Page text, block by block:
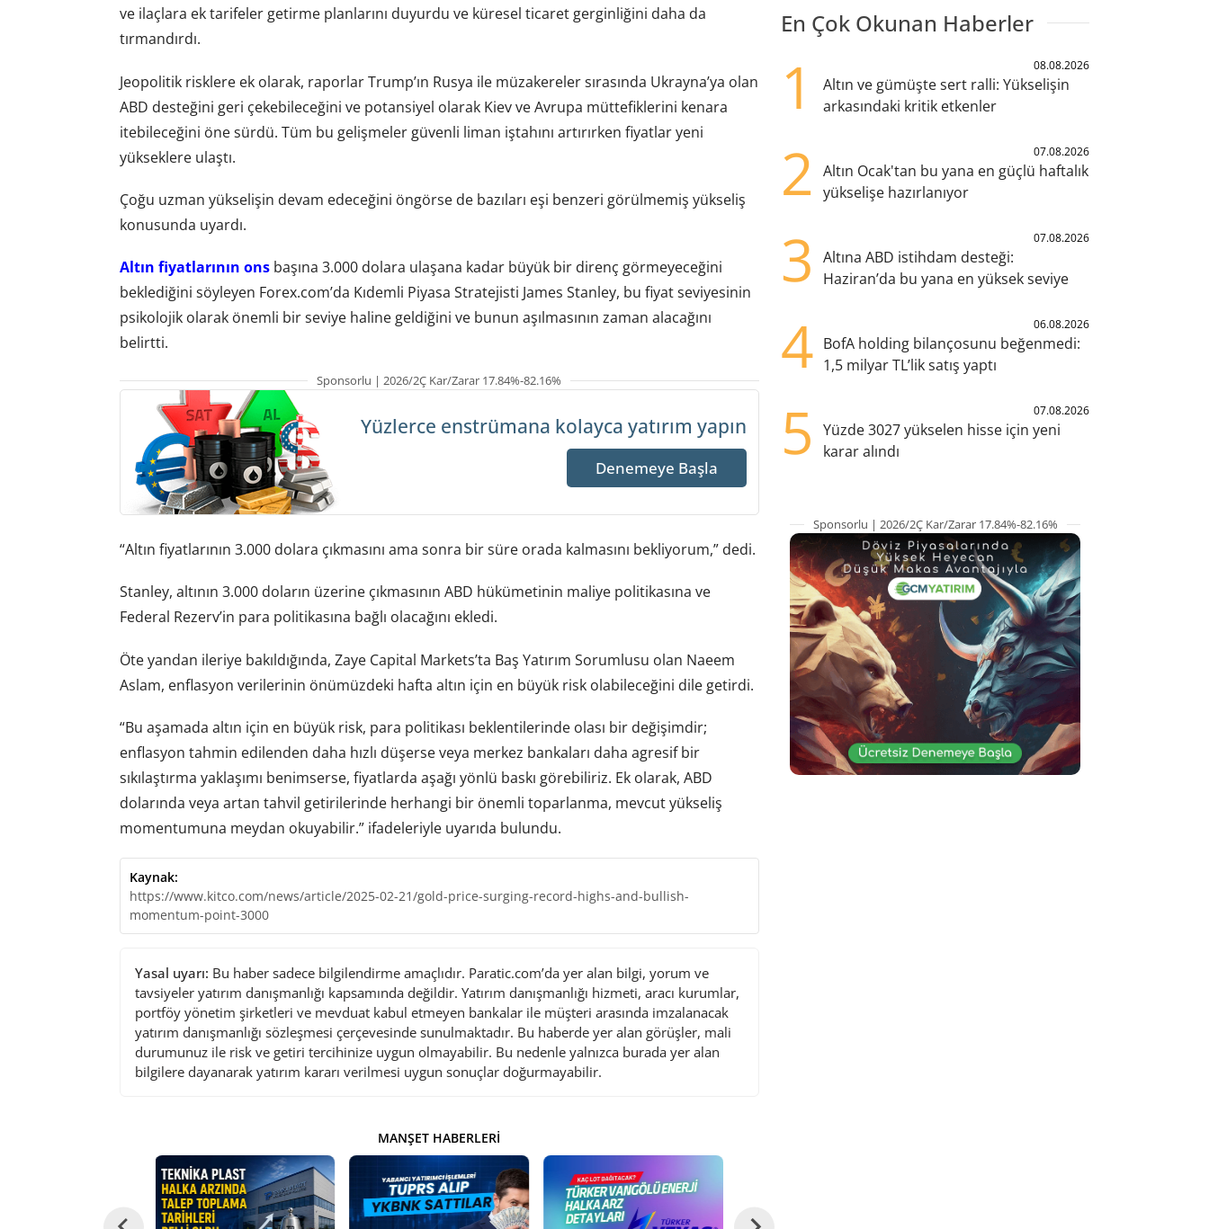
ve ilaçlara ek tarifeler getirme planlarını duyurdu ve küresel ticaret gerginliğini daha da
tırmandırdı.
Jeopolitik risklere ek olarak, raporlar Trump’ın Rusya ile müzakereler sırasında Ukrayna’ya olan
ABD desteğini geri çekebileceğini ve potansiyel olarak Kiev ve Avrupa müttefiklerini kenara
itebileceğini öne sürdü. Tüm bu gelişmeler güvenli liman iştahını artırırken fiyatlar yeni
yükseklere ulaştı.
Çoğu uzman yükselişin devam edeceğini öngörse de bazıları eşi benzeri görülmemiş yükseliş
konusunda uyardı.
Altın fiyatlarının onsbaşına 3.000 dolara ulaşana kadar büyük bir direnç görmeyeceğini
beklediğini söyleyen Forex.com’da Kıdemli Piyasa Stratejisti James Stanley, bu fiyat seviyesinin
psikolojik olarak önemli bir seviye haline geldiğini ve bunun aşılmasının zaman alacağını
belirtti.
Sponsorlu | 2026/2Ç Kar/Zarar 17.84%-82.16%
Yüzlerce enstrümana kolayca yatırım yapın
Denemeye Başla
“Altın fiyatlarının 3.000 dolara çıkmasını ama sonra bir süre orada kalmasını bekliyorum,” dedi.
Stanley, altının 3.000 doların üzerine çıkmasının ABD hükümetinin maliye politikasına ve
Federal Rezerv’in para politikasına bağlı olacağını ekledi.
Öte yandan ileriye bakıldığında, Zaye Capital Markets’ta Baş Yatırım Sorumlusu olan Naeem
Aslam, enflasyon verilerinin önümüzdeki hafta altın için en büyük risk olabileceğini dile getirdi.
“Bu aşamada altın için en büyük risk, para politikası beklentilerinde olası bir değişimdir;
enflasyon tahmin edilenden daha hızlı düşerse veya merkez bankaları daha agresif bir
sıkılaştırma yaklaşımı benimserse, fiyatlarda aşağı yönlü baskı görebiliriz. Ek olarak, ABD
dolarında veya artan tahvil getirilerinde herhangi bir önemli toparlanma, mevcut yükseliş
momentumuna meydan okuyabilir.” ifadeleriyle uyarıda bulundu.
Kaynak:
https://www.kitco.com/news/article/2025-02-21/gold-price-surging-record-highs-and-bullish-
momentum-point-3000
Yasal uyarı: Bu haber sadece bilgilendirme amaçlıdır. Paratic.com’da yer alan bilgi, yorum ve
tavsiyeler yatırım danışmanlığı kapsamında değildir. Yatırım danışmanlığı hizmeti, aracı kurumlar,
portföy yönetim şirketleri ve mevduat kabul etmeyen bankalar ile müşteri arasında imzalanacak
yatırım danışmanlığı sözleşmesi çerçevesinde sunulmaktadır. Bu haberde yer alan görüşler, mali
durumunuz ile risk ve getiri tercihinize uygun olmayabilir. Bu nedenle yalnızca burada yer alan
bilgilere dayanarak yatırım kararı verilmesi uygun sonuçlar doğurmayabilir.
MANŞET HABERLERI
En Çok Okunan Haberler
1 08.08.2026
Altın ve gümüşte sert ralli: Yükselişin
arkasındaki kritik etkenler
2 07.08.2026
Altın Ocak'tan bu yana en güçlü haftalık
yükselişe hazırlanıyor
3 07.08.2026
Altına ABD istihdam desteği:
Haziran’da bu yana en yüksek seviye
4 06.08.2026
BofA holding bilançosunu beğenmedi:
1,5 milyar TL’lik satış yaptı
5 07.08.2026
Yüzde 3027 yükselen hisse için yeni
karar alındı
Sponsorlu | 2026/2Ç Kar/Zarar 17.84%-82.16%